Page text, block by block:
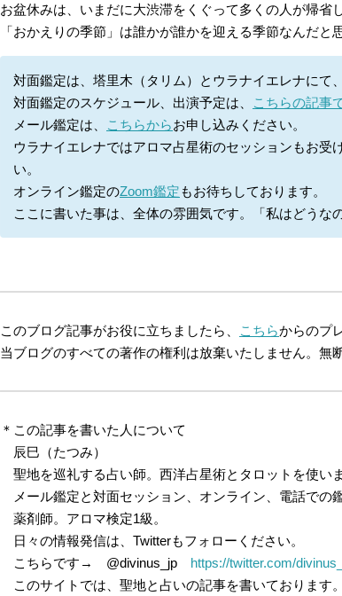
お盆休みは、いまだに大渋滞をくぐって多くの人が帰省し
「おかえりの季節」は誰かが誰かを迎える季節なんだと
対面鑑定は、塔里木（タリム）とウラナイエレナにて
対面鑑定のスケジュール、出演予定は、
こちらの記事
メール鑑定は、
こちらからお申し込みください。
ウラナイエレナではアロマ占星術のセッションもお受
い。
オンライン鑑定のZoom鑑定もお待ちしております。
ここに書いた事は、全体の雰囲気です。「私はどうな
このブログ記事がお役に立ちましたら、 こちらからのプ
当ブログのすべての著作の権利は放棄いたしません。無
＊この記事を書いた人について
辰巳（たつみ）
聖地を巡礼する占い師。西洋占星術とタロットを使いま
メール鑑定と対面セッション、オンライン、電話での
薬剤師。アロマ検定1級。
日々の情報発信は、Twitterもフォローください。
こちらです→ @divinus_jp https://twitter.com/
このサイトでは、聖地と占いの記事を書いております。